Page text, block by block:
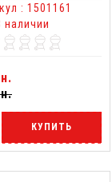
: 1501161
наличии
КУПИТЬ